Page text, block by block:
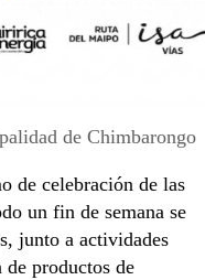
de Chimbarongo
de celebración de las
un fin de semana se
junto a actividades
productos de